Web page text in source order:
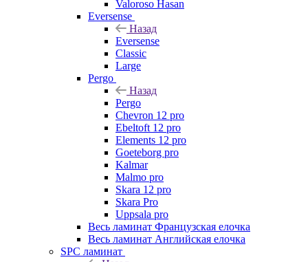
Valoroso Hasan
Eversense
Назад
Eversense
Classic
Large
Pergo
Назад
Pergo
Chevron 12 pro
Ebeltoft 12 pro
Elements 12 pro
Goeteborg pro
Kalmar
Malmo pro
Skara 12 pro
Skara Pro
Uppsala pro
Весь ламинат Французская елочка
Весь ламинат Английская елочка
SPC ламинат